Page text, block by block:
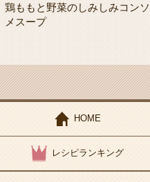
鶏ももと野菜のしみしみコンソ
メスープ
HOME
レシピランキング